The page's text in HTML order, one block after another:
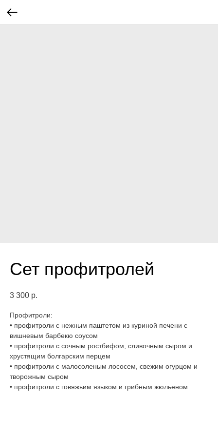
Сет профитролей
3 300 р.
Профитроли:
• профитроли с нежным паштетом из куриной печени с
вишневым барбекю соусом
• профитроли с сочным ростбифом, сливочным сыром и
хрустящим болгарским перцем
• профитроли с малосоленым лососем, свежим огурцом и
творожным сыром
• профитроли с говяжьим языком и грибным жюльеном